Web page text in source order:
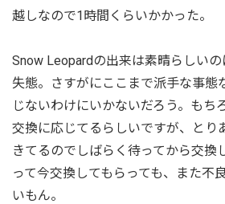
越しなので1時間くらいかかった。
Snow Leopardの出来は素晴らしい
失態。さすがにここまで派手な事態
じないわけにいかないだろう。もち
交換に応じてるらしいですが、とり
きてるのでしばらく待ってから交換
って今交換してもらっても、また不
いもん。